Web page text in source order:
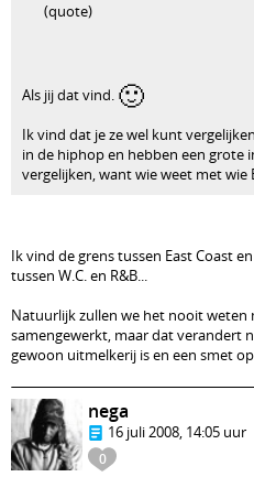
(quote)
Als jij dat vind. 🙂
Ik vind dat je ze wel kunt
in de hiphop en hebben een grote
vergelijken, want wie weet met wie
Ik vind de grens tussen East Coast
tussen W.C. en R&B...
Natuurlijk zullen we het nooit weten
samengewerkt, maar dat verandert
gewoon uitmelkerij is en een smet
0
nega
16 juli 2008, 14:05 uur